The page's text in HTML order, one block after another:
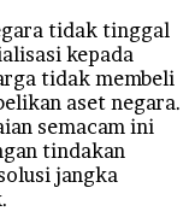
tidak tinggal
kepada
tidak membeli
aset negara.
semacam ini
tindakan
jangka